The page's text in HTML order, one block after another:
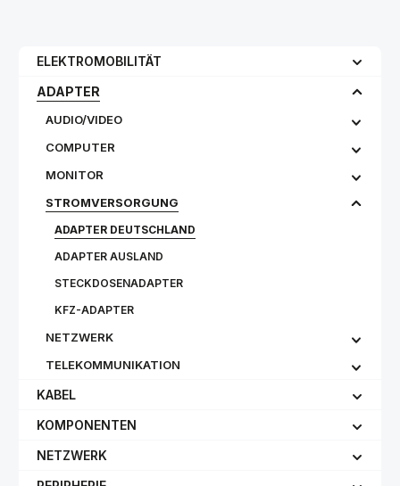
ELEKTROMOBILITÄT
ADAPTER
AUDIO/VIDEO
COMPUTER
MONITOR
STROMVERSORGUNG
ADAPTER DEUTSCHLAND
ADAPTER AUSLAND
STECKDOSENADAPTER
KFZ-ADAPTER
NETZWERK
TELEKOMMUNIKATION
KABEL
KOMPONENTEN
NETZWERK